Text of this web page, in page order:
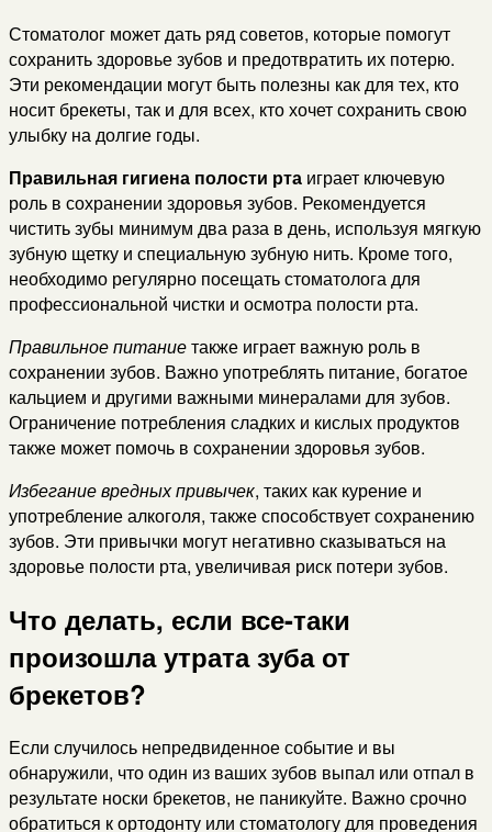
Стоматолог может дать ряд советов, которые помогут
сохранить здоровье зубов и предотвратить их потерю.
Эти рекомендации могут быть полезны как для тех, кто
носит брекеты, так и для всех, кто хочет сохранить свою
улыбку на долгие годы.
Правильная гигиена полости рта играет ключевую
роль в сохранении здоровья зубов. Рекомендуется
чистить зубы минимум два раза в день, используя мягкую
зубную щетку и специальную зубную нить. Кроме того,
необходимо регулярно посещать стоматолога для
профессиональной чистки и осмотра полости рта.
Правильное питаниетакже играет важную роль в
сохранении зубов. Важно употреблять питание, богатое
кальцием и другими важными минералами для зубов.
Ограничение потребления сладких и кислых продуктов
также может помочь в сохранении здоровья зубов.
Избегание вредных привычек, таких как курение и
употребление алкоголя, также способствует сохранению
зубов. Эти привычки могут негативно сказываться на
здоровье полости рта, увеличивая риск потери зубов.
Что делать, если все-таки
произошла утрата зуба от
брекетов?
Если случилось непредвиденное событие и вы
обнаружили, что один из ваших зубов выпал или отпал в
результате носки брекетов, не паникуйте. Важно срочно
обратиться к ортодонту или стоматологу для проведения